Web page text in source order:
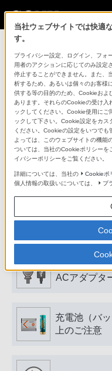
製品を安全に
くために
日常の清掃・点検が大
よく読みましょう。
安全で上手な使いか
愛情点検の
電源プラグ
ACアダプタ
充電池（バ
上のご注意
当社ウェブサイトでは快適
す。
プライバシー設定、ログイン、フォ
用者のアクションに応じてのみ設定
停止することができません。また、
析するため、あるいは個々のお客様
供する等の目的のため、Cookieおよ
あります。それらのCookieの受け入
ックしてください。Cookie使用にご
ックして下さい。Cookie設定をカ
ください。Cookieの設定をいつで
よっては、このウェブサイトの機能
ついては、当社のCookieポリシーを
イバシーポリシーをご覧ください。
詳細については、当社の Cookieポ
個人情報の取扱いについては、
プ